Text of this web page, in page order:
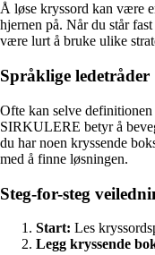
Å løse kryssord kan være
hjernen på. Når du står
være lurt å bruke ulike
Språklige ledetråder
Ofte kan selve
SIRKULERE betyr å
du har noen kryssende
med å finne løsningen.
Steg-for-steg
Start: Les
Legg kryssende